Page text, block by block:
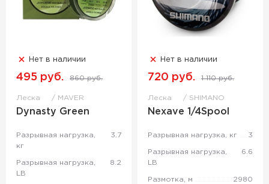
Нет в наличии
495 руб. 860 руб.
Леска MAVER
Dynasty Green
Разрывная нагрузка,
кг
3.7
Разрывная нагрузка,
LB
8.2
Нет в наличии
720 руб. 1 110 руб.
Леска SHIMANO
Nexave 1/4Spool
Разрывная нагрузка, кг 3
Разрывная нагрузка,
LB
6.6
Размотка, м 2980